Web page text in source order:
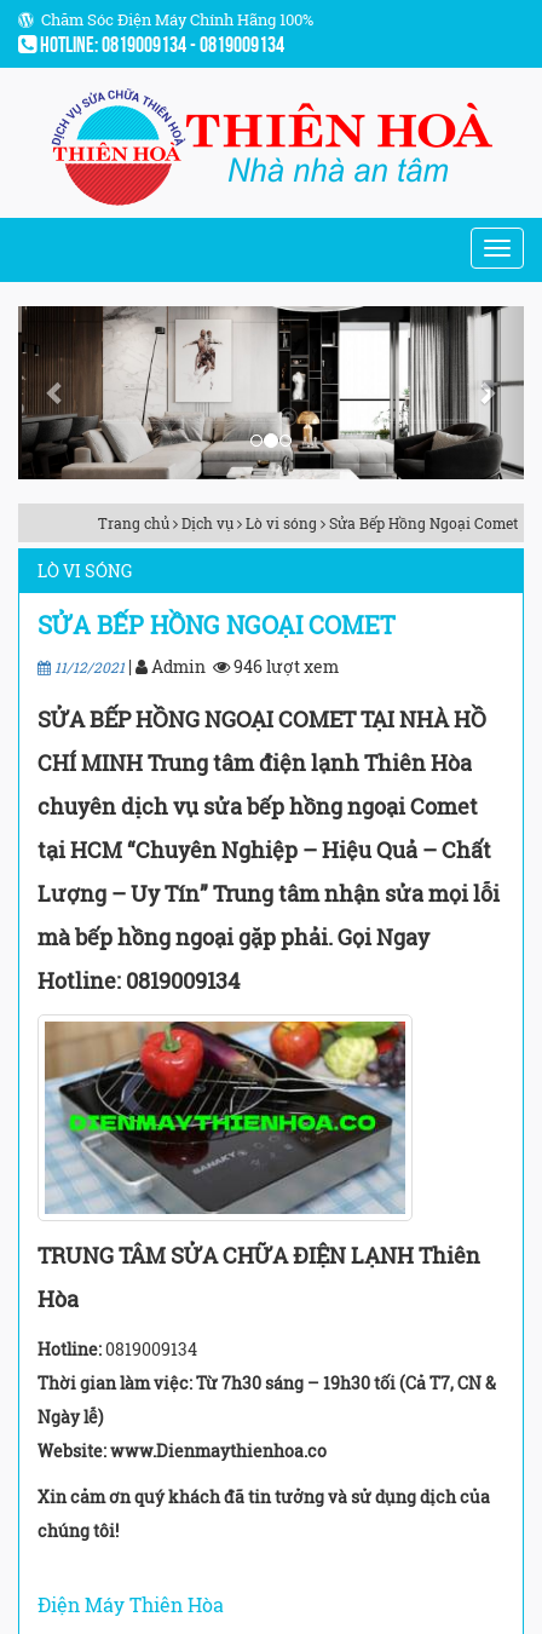
Chăm Sóc Điện Máy Chính Hãng 100%
Hotline: 0819009134 - 0819009134
Previous Next
Trang chủ Dịch vụ Lò vi sóng Sửa Bếp Hồng Ngoại Comet
LÒ VI SÓNG
SỬA BẾP HỒNG NGOẠI COMET
11/12/2021 | Admin 946 lượt xem
SỬA BẾP HỒNG NGOẠI COMET TẠI NHÀ HỒ
CHÍ MINH Trung tâm điện lạnh Thiên Hòa
chuyên dịch vụ sửa bếp hồng ngoại Comet
tại HCM “Chuyên Nghiệp – Hiệu Quả – Chất
Lượng – Uy Tín” Trung tâm nhận sửa mọi lỗi
mà bếp hồng ngoại gặp phải. Gọi Ngay
Hotline: 0819009134
TRUNG TÂM SỬA CHỮA ĐIỆN LẠNH Thiên
Hòa
Hotline:0819009134
Thời gian làm việc: Từ 7h30 sáng – 19h30 tối (Cả T7, CN &
Ngày lễ)
Website: www.Dienmaythienhoa.co
Xin cảm ơn quý khách đã tin tưởng và sử dụng dịch của
chúng tôi!
Điện Máy Thiên Hòa